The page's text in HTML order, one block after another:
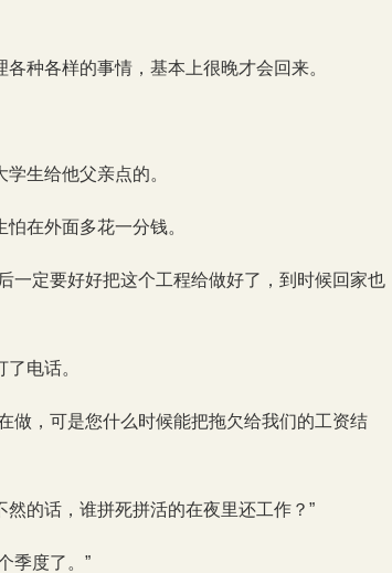
种各样的事情，基本上很晚才会回来。
生给他父亲点的。
在外面多花一分钱。
一定要好好把这个工程给做好了，到时候回家也
电话。
做，可是您什么时候能把拖欠给我们的工资结
的话，谁拼死拼活的在夜里还工作？”
季度了。”